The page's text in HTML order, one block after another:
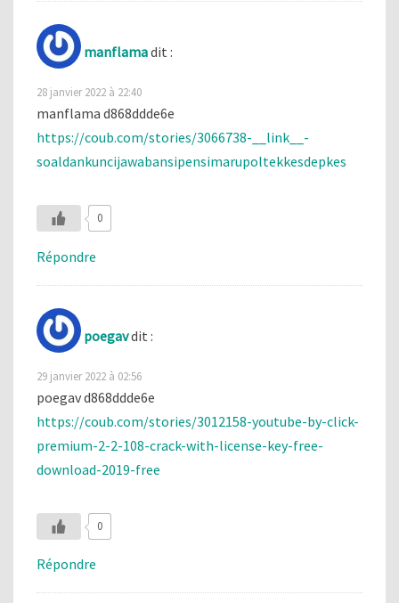
manflamadit :
28 janvier 2022 à 22:40
manflama d868ddde6e
https://coub.com/stories/3066738-__link__-
soaldankuncijawabansipensimarupoltekkesdepkes
0
Répondre
poegavdit :
29 janvier 2022 à 02:56
poegav d868ddde6e
https://coub.com/stories/3012158-youtube-by-click-
premium-2-2-108-crack-with-license-key-free-
download-2019-free
0
Répondre